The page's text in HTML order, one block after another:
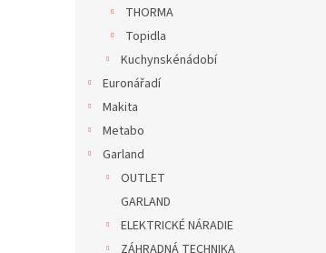
THORMA
Topidla
Kuchynskénádobí
Euronářadí
Makita
Metabo
Garland
OUTLET
GARLAND
ELEKTRICKÉ NÁRADIE
ZÁHRADNÁ TECHNIKA